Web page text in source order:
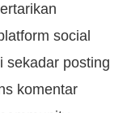
social
sekadar posting
komentar